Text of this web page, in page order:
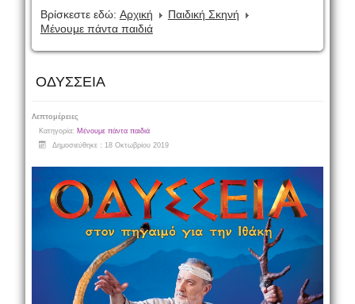
Βρίσκεστε εδώ: Αρχική
Παιδική Σκηνή
Μένουμε πάντα παιδιά
ΟΔΥΣΣΕΙΑ
Λεπτομέρειες
Κατηγορία: Μένουμε πάντα παιδιά
Δημοσιεύθηκε : 18 Οκτωβρίου 2019